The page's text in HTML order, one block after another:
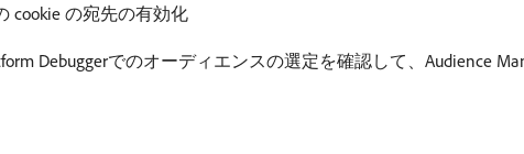
cookie の宛先の有効化
Debuggerでのオーディエンスの選定を確認して、Audience